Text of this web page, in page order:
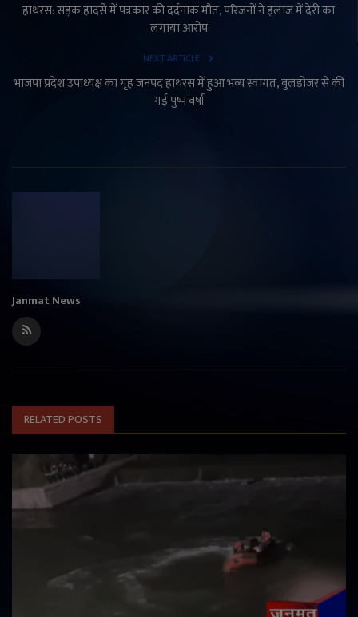
हाथरस: सड़क हादसे में पत्रकार की दर्दनाक मौत, परिजनों ने इलाज में देरी का
लगाया आरोप
NEXT ARTICLE
भाजपा प्रदेश उपाध्यक्ष का गृह जनपद हाथरस में हुआ भव्य स्वागत, बुलडोजर से की
गई पुष्प वर्षा
Janmat News
RELATED POSTS